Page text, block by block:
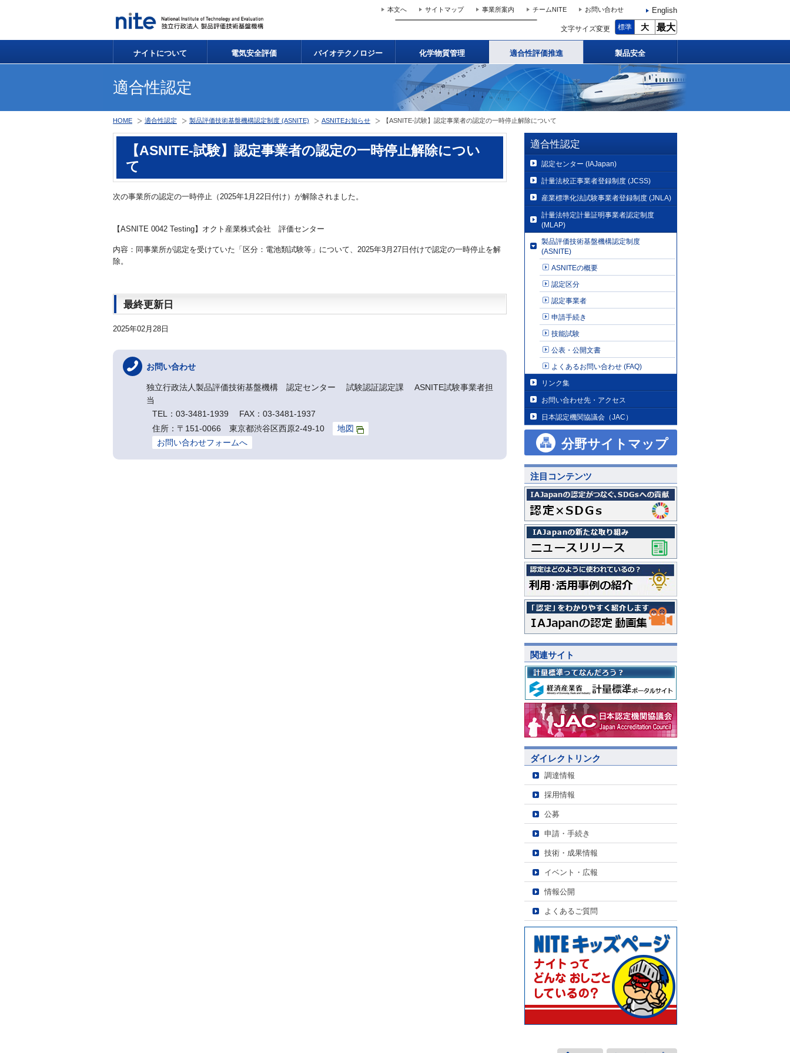
本文へ サイトマップ 事業所案内 チームNITE お問い合わせ English
文字サイズ変更 標準 大 最大
ナイトについて 電気安全評価 バイオテクノロジー 化学物質管理 適合性評価推進 製品安全
適合性認定
HOME 適合性認定 製品評価技術基盤機構認定制度 (ASNITE) ASNITEお知らせ 【ASNITE-試験】認定事業者の認定の一時停止解除について
【ASNITE-試験】認定事業者の認定の一時停止解除につい
て
次の事業所の認定の一時停止（2025年1月22日付け）が解除されました。
【ASNITE 0042 Testing】オクト産業株式会社 評価センター
内容：同事業所が認定を受けていた「区分：電池類試験等」について、2025年3月27日付けで認定の一時停止を解
除。
最終更新日
2025年02月28日
お問い合わせ
独立行政法人製品評価技術基盤機構 認定センター 試験認証認定課 ASNITE試験事業者担
当
TEL：03-3481-1939 FAX：03-3481-1937
住所：〒151-0066 東京都渋谷区西原2-49-10
地図
お問い合わせフォームへ
適合性認定
認定センター (IAJapan)
計量法校正事業者登録制度 (JCSS)
産業標準化法試験事業者登録制度 (JNLA)
計量法特定計量証明事業者認定制度
(MLAP)
製品評価技術基盤機構認定制度
(ASNITE)
ASNITEの概要
認定区分
認定事業者
申請手続き
技能試験
公表・公開文書
よくあるお問い合わせ (FAQ)
リンク集
お問い合わせ先・アクセス
日本認定機関協議会（JAC）
分野サイトマップ
注目コンテンツ
関連サイト
ダイレクトリンク
調達情報
採用情報
公募
申請・手続き
技術・成果情報
イベント・広報
情報公開
よくあるご質問